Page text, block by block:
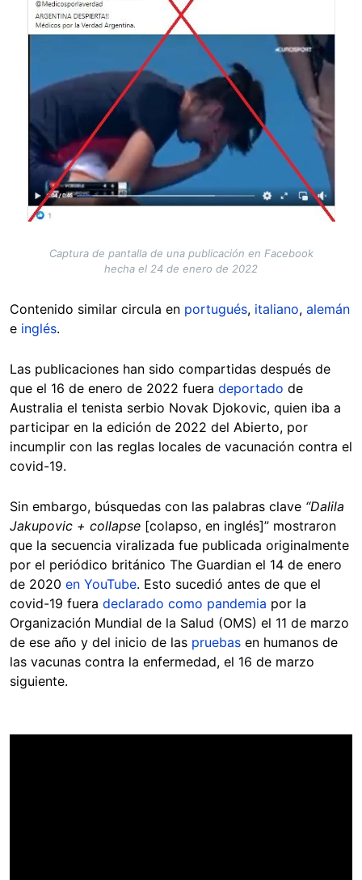
Captura de pantalla de una publicación en Facebook
hecha el 24 de enero de 2022
Contenido similar circula en portugués, italiano, alemán
e inglés.
Las publicaciones han sido compartidas después de
que el 16 de enero de 2022 fuera deportado de
Australia el tenista serbio Novak Djokovic, quien iba a
participar en la edición de 2022 del Abierto, por
incumplir con las reglas locales de vacunación contra el
covid-19.
Sin embargo, búsquedas con las palabras clave “Dalila
Jakupovic + collapse [colapso, en inglés]” mostraron
que la secuencia viralizada fue publicada originalmente
por el periódico británico The Guardian el 14 de enero
de 2020 en YouTube. Esto sucedió antes de que el
covid-19 fuera declarado como pandemia por la
Organización Mundial de la Salud (OMS) el 11 de marzo
de ese año y del inicio de las pruebas en humanos de
las vacunas contra la enfermedad, el 16 de marzo
siguiente.